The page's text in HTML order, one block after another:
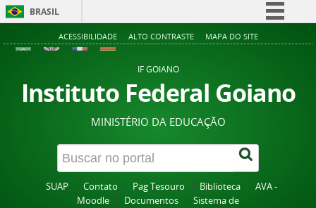
BRASIL
Simplifique!
Acesso à informação
Legislação
Canais
ACESSIBILIDADE ALTO CONTRASTE MAPA DO SITE
IF GOIANO
Instituto Federal Goiano
MINISTÉRIO DA EDUCAÇÃO
SUAP Contato Pag Tesouro Biblioteca
AVA -
Moodle
Documentos
Sistema de